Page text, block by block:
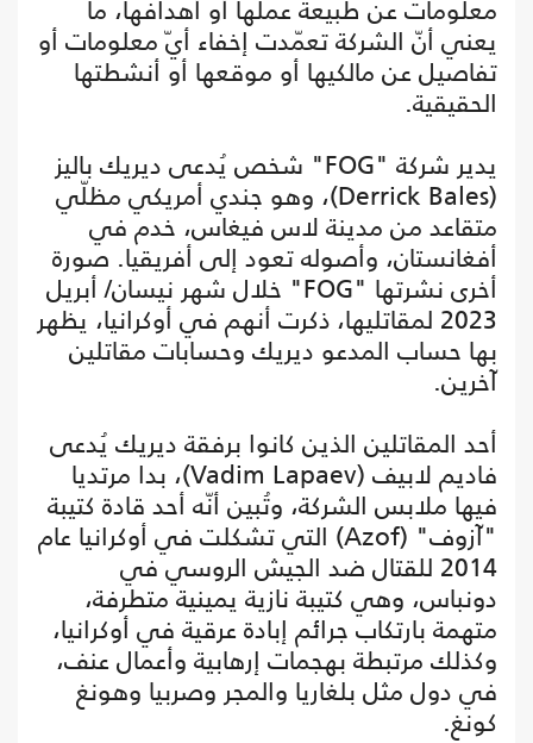
معلومات عن طبيعة عملها أو أهدافها، ما
يعني أنّ الشركة تعمّدت إخفاء أيّ معلومات أو
تفاصيل عن مالكيها أو موقعها أو أنشطتها
الحقيقية.
يدير شركة "FOG" شخص يُدعى ديريك باليز
(Derrick Bales)، وهو جندي أمريكي مظلّي
متقاعد من مدينة لاس فيغاس، خدم في
أفغانستان، وأصوله تعود إلى أفريقيا. صورة
أخرى نشرتها "FOG" خلال شهر نيسان/ أبريل
2023 لمقاتليها، ذكرت أنهم في أوكرانيا، يظهر
بها حساب المدعو ديريك وحسابات مقاتلين
آخرين.
أحد المقاتلين الذين كانوا برفقة ديريك يُدعى
فاديم لابيف (Vadim Lapaev)، بدا مرتديا
فيها ملابس الشركة، وتُبين أنّه أحد قادة كتيبة
"آزوف" (Azof) التي تشكلت في أوكرانيا عام
2014 للقتال ضد الجيش الروسي في
دونباس، وهي كتيبة نازية يمينية متطرفة،
متهمة بارتكاب جرائم إبادة عرقية في أوكرانيا،
وكذلك مرتبطة بهجمات إرهابية وأعمال عنف،
في دول مثل بلغاريا والمجر وصربيا وهونغ
كونغ.